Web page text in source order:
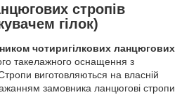
стропів
гілок)
чотиригілкових ланцюгових
такелажного оснащення з
виготовляються на власній
замовника ланцюгові стропи